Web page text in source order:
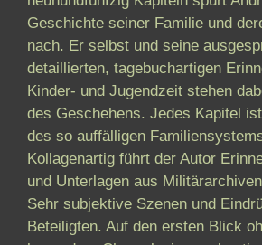
Geschichte seiner Familie und
nach. Er selbst und seine
detaillierten, tagebuchartigen
Kinder- und Jugendzeit stehen
des Geschehens. Jedes Kapitel
des so auffälligen
Kollagenartig führt der Autor
und Unterlagen aus
Sehr subjektive Szenen und
Beteiligten. Auf den ersten Blick